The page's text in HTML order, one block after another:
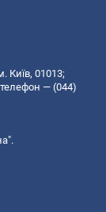
Київ, 01013;
— (044)